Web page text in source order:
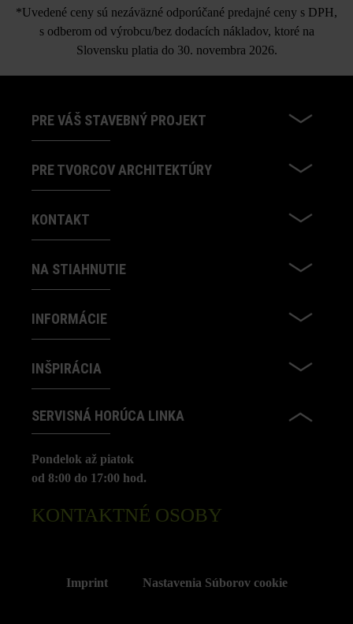
*Uvedené ceny sú nezáväzné odporúčané predajné ceny s DPH,
s odberom od výrobcu/bez dodacích nákladov, ktoré na
Slovensku platia do 30. novembra 2026.
PRE VÁŠ STAVEBNÝ PROJEKT
PRE TVORCOV ARCHITEKTÚRY
KONTAKT
NA STIAHNUTIE
INFORMÁCIE
INŠPIRÁCIA
SERVISNÁ HORÚCA LINKA
Pondelok až piatok
od 8:00 do 17:00 hod.
KONTAKTNÉ OSOBY
Imprint Nastavenia Súborov cookie